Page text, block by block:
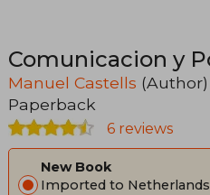
Comunicacion y
Manuel Castells (Author)
Paperback
6 reviews
New Book
Imported to Netherlands